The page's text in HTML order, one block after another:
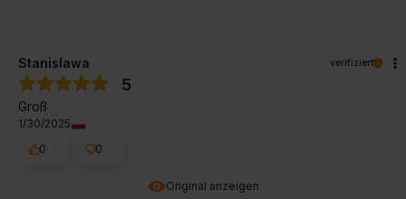
Original anzeigen
Stanislawa verifiziert
5
Groß
1/30/2025
0
0